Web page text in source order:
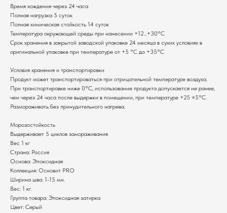
Время хождения через 24 часа
Полная нагрузка 5 суток
Полная химическая стойкость 14 суток
Температура окружающей среды при нанесении +12...+30°С
Срок хранения в закрытой заводской упаковке 24 месяца в сухих условиях в
оригинальной упаковке при температуре от +5 °С до +35°С
Условия хранения и транспортировки
Продукт может транспортироваться при отрицательной температуре воздуха.
При транспортировке ниже 0°С, использование продукта допускается не ранее,
чем через 24 часа после выдержки в помещении, при температуре +25 ±5°С.
Размораживать без принудительного нагрева.
Морозостойкость
Выдерживает 5 циклов замораживания
Вес 1 кг
Страна: Россия
Основа: Эпоксидная
Коллекция: Основит PRO
Ширина шва: 1-15 мм.
Вес: 1 кг.
Группа товара: Эпоксидная затирка
Цвет: Серый